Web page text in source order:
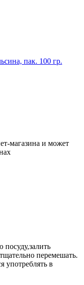
магазина и может
перемешать.
употреблять в